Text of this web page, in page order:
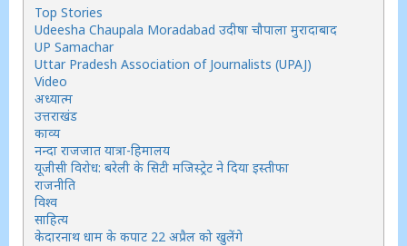
Top Stories
Udeesha Chaupala Moradabad उदीषा चौपाला मुरादाबाद
UP Samachar
Uttar Pradesh Association of Journalists (UPAJ)
Video
अध्यात्म
उत्तराखंड
काव्य
नन्दा राजजात यात्रा-हिमालय
यूजीसी विरोध: बरेली के सिटी मजिस्ट्रेट ने दिया इस्तीफा
राजनीति
विश्व
साहित्य
केदारनाथ धाम के कपाट 22 अप्रैल को खुलेंगे